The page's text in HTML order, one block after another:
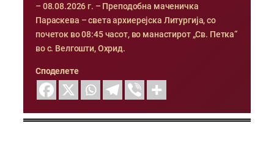
– 08.08.2026 г. – Преподобна маченичка
Параскева – света архиерејска Литургија, со
почеток во 08:45 часот, во манастирот „Св. Петка“
во с. Велгошти, Охрид.
Споделете